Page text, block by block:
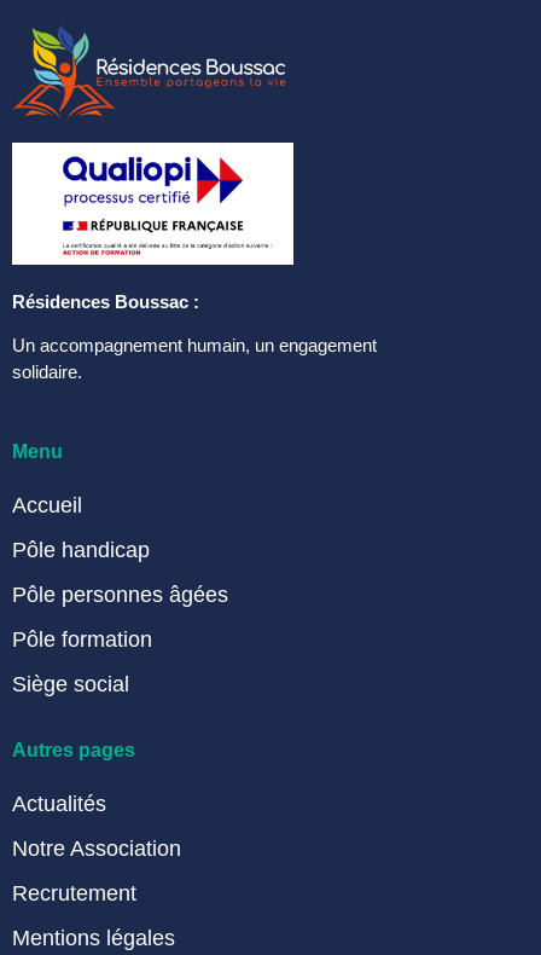
Résidences Boussac :
Un accompagnement humain, un engagement
solidaire.
Menu
Accueil
Pôle handicap
Pôle personnes âgées
Pôle formation
Siège social
Autres pages
Actualités
Notre Association
Recrutement
Mentions légales